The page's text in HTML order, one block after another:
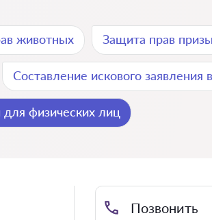
животных Защита прав
Составление искового заявления
физических лиц
Позвонить